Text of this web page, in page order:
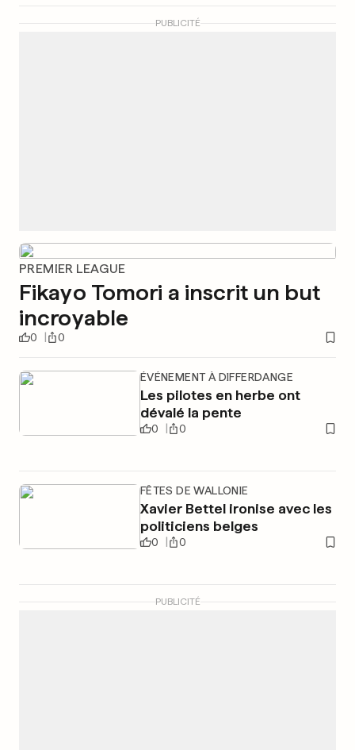
PUBLICITÉ
PREMIER LEAGUE
Fikayo Tomori a inscrit un but
incroyable
0 0
ÉVÉNEMENT À DIFFERDANGE
Les pilotes en herbe ont
dévalé la pente
0 0
FÊTES DE WALLONIE
Xavier Bettel ironise avec les
politiciens belges
0 0
PUBLICITÉ